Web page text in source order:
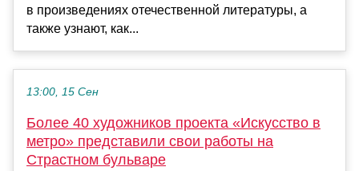
в произведениях отечественной литературы, а
также узнают, как...
13:00, 15 Сен
Более 40 художников проекта «Искусство в
метро» представили свои работы на
Страстном бульваре